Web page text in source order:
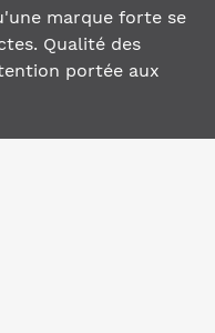
marque forte se
Qualité des
portée aux